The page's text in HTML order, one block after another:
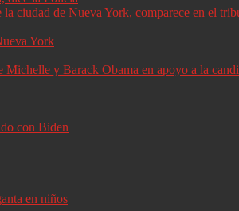
York
y Barack Obama en apoyo a la
con Biden
en niños